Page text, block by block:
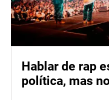
Hablar de rap
política, mas